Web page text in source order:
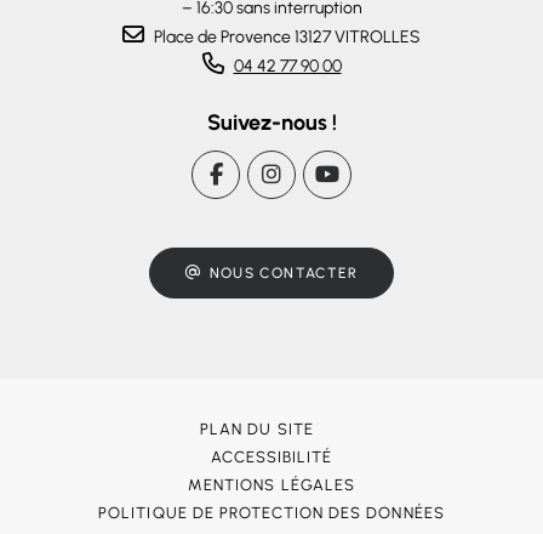
– 16:30 sans interruption
Place de Provence 13127 VITROLLES
04 42 77 90 00
Suivez-nous !
NOUS CONTACTER
PLAN DU SITE
ACCESSIBILITÉ
MENTIONS LÉGALES
POLITIQUE DE PROTECTION DES DONNÉES